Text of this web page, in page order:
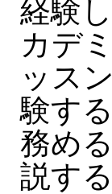
経験
カデ
ッス
験す
務め
説する